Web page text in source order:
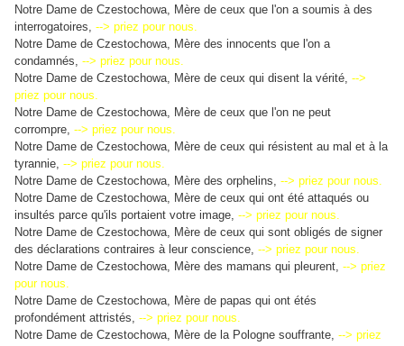
Notre Dame de Czestochowa, Mère de ceux que l'on a soumis à des
interrogatoires, --> priez pour nous.
Notre Dame de Czestochowa, Mère des innocents que l'on a
condamnés, --> priez pour nous.
Notre Dame de Czestochowa, Mère de ceux qui disent la vérité, -->
priez pour nous.
Notre Dame de Czestochowa, Mère de ceux que l'on ne peut
corrompre, --> priez pour nous.
Notre Dame de Czestochowa, Mère de ceux qui résistent au mal et à la
tyrannie, --> priez pour nous.
Notre Dame de Czestochowa, Mère des orphelins, --> priez pour nous.
Notre Dame de Czestochowa, Mère de ceux qui ont été attaqués ou
insultés parce qu'ils portaient votre image, --> priez pour nous.
Notre Dame de Czestochowa, Mère de ceux qui sont obligés de signer
des déclarations contraires à leur conscience, --> priez pour nous.
Notre Dame de Czestochowa, Mère des mamans qui pleurent, --> priez
pour nous.
Notre Dame de Czestochowa, Mère de papas qui ont étés
profondément attristés, --> priez pour nous.
Notre Dame de Czestochowa, Mère de la Pologne souffrante, --> priez